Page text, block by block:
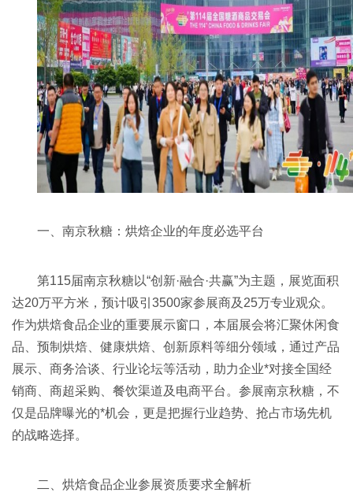
一、南京秋糖：烘焙企业的年度必选平台
第115届南京秋糖以“创新·融合·共赢”为主题，展览面积
达20万平方米，预计吸引3500家参展商及25万专业观众。
作为烘焙食品企业的重要展示窗口，本届展会将汇聚休闲食
品、预制烘焙、健康烘焙、创新原料等细分领域，通过产品
展示、商务洽谈、行业论坛等活动，助力企业*对接全国经
销商、商超采购、餐饮渠道及电商平台。参展南京秋糖，不
仅是品牌曝光的*机会，更是把握行业趋势、抢占市场先机
的战略选择。
二、烘焙食品企业参展资质要求全解析